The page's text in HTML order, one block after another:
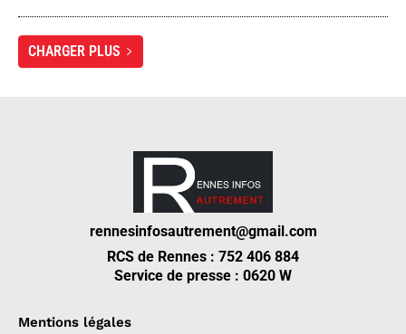
CHARGER PLUS
rennesinfosautrement@gmail.com
RCS de Rennes : 752 406 884
Service de presse : 0620 W
Mentions légales